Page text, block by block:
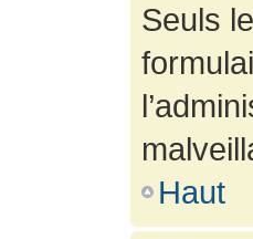
Seuls
Haut